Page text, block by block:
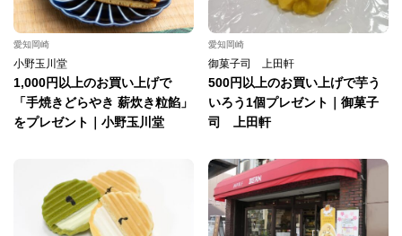
愛知岡崎
小野玉川堂
1,000円以上のお買い上げで
「手焼きどらやき 薪炊き粒餡」
をプレゼント｜小野玉川堂
愛知岡崎
御菓子司 上田軒
500円以上のお買い上げで芋う
いろう1個プレゼント｜御菓子
司 上田軒